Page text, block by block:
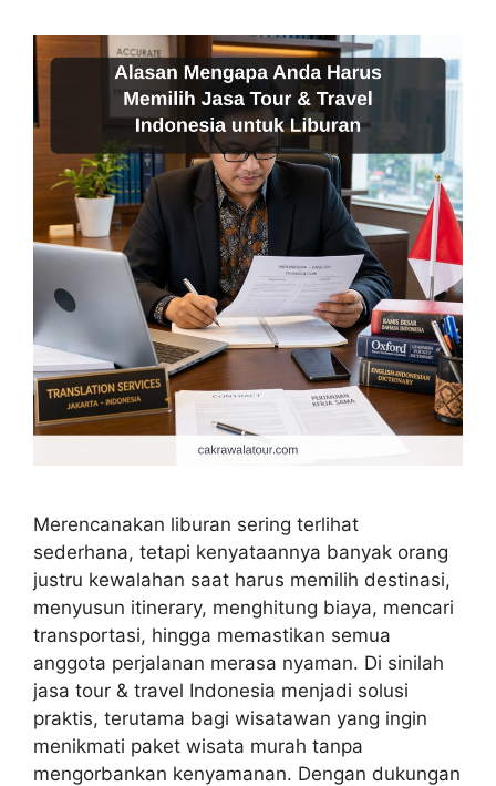
Merencanakan liburan sering terlihat
sederhana, tetapi kenyataannya banyak orang
justru kewalahan saat harus memilih destinasi,
menyusun itinerary, menghitung biaya, mencari
transportasi, hingga memastikan semua
anggota perjalanan merasa nyaman. Di sinilah
jasa tour & travel Indonesia menjadi solusi
praktis, terutama bagi wisatawan yang ingin
menikmati paket wisata murah tanpa
mengorbankan kenyamanan. Dengan dukungan